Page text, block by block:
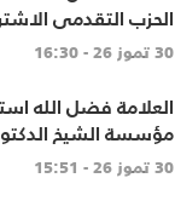
الحزب التقدمي
تتطلب خطابًا عقلانيًا
الوطنية
30 تموز 26 - 16:30
العلامة فضل الله
مؤسسة الشيخ
للتنمية
30 تموز 26 - 15:51